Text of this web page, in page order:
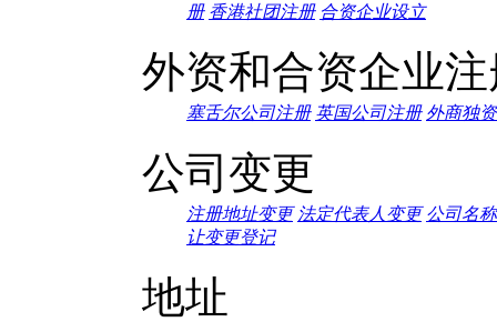
册 香港社团注册 合资企业设立
外资和合资企业
塞舌尔公司注册 英国公司注册 外商独
公司变更
注册地址变更 法定代表人变更 公司名
让变更登记
地址